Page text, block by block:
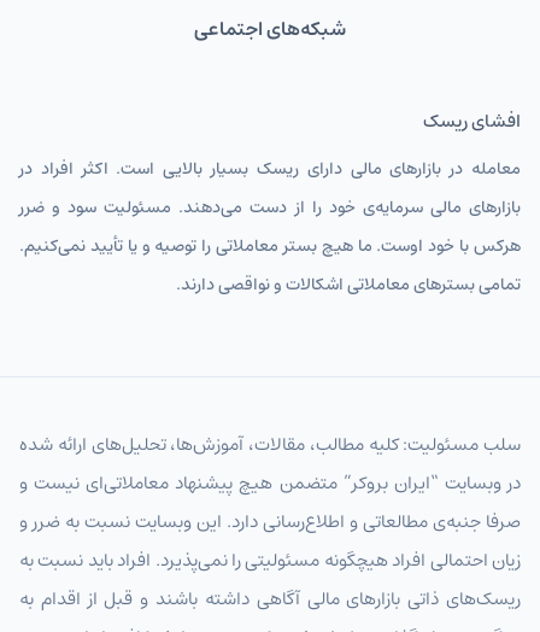
شبکه‌های اجتماعی
افشای ریسک
معامله در بازارهای مالی دارای ریسک بسیار بالایی است. اکثر افراد در
بازارهای مالی سرمایه‌ی خود را از دست می‌دهند. مسئولیت سود و ضرر
هرکس با خود اوست. ما هیچ بستر معاملاتی را توصیه و یا تأیید نمی‌کنیم.
تمامی بسترهای معاملاتی اشکالات و نواقصی دارند.
سلب مسئولیت: کلیه مطالب، مقالات، آموزش‌ها، تحلیل‌های ارائه شده
در وبسایت “ایران بروکر” متضمن هیچ پیشنهاد معاملاتی‌ای نیست و
صرفا جنبه‌ی مطالعاتی و اطلاع‌رسانی دارد. این وبسایت نسبت به ضرر و
زیان احتمالی افراد هیچگونه مسئولیتی را نمی‌پذیرد. افراد باید نسبت به
ریسک‌های ذاتی بازارهای مالی آگاهی داشته باشند و قبل از اقدام به